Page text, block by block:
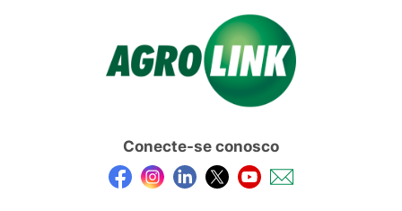
Conecte-se conosco